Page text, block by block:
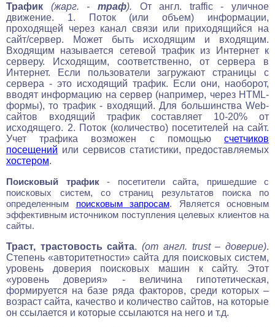
Трафик (жарг. - траф). От англ. traffic - уличное
движение. 1. Поток (или объем) информации,
проходящей через канал связи или приходящийся на
сайт/сервер. Может быть исходящим и входящим.
Входящим называется сетевой трафик из Интернет к
серверу. Исходящим, соответственно, от сервера в
Интернет. Если пользователи загружают страницы с
сервера - это исходящий трафик. Если они, наоборот,
вводят информацию на сервер (например, через HTML-
формы), то трафик - входящий. Для большинства Web-
сайтов входящий трафик составляет 10-20% от
исходящего. 2. Поток (количество) посетителей на сайт.
Учет трафика возможен с помощью счетчиков
посещений или сервисов статистики, предоставляемых
хостером.
Поисковый трафик- посетители сайта, пришедшие с
поисковых систем, со страниц результатов поиска по
определенным поисковым запросам. Является основным
эффективным источником поступления целевых клиентов на
сайты.
Траст, трастовость сайта. (от англ. trust – доверие).
Степень «авторитетности» сайта для поисковых систем,
уровень доверия поисковых машин к сайту. Этот
«уровень доверия» - величина гипотетическая,
формируется на базе ряда факторов, среди которых –
возраст сайта, качество и количество сайтов, на которые
он ссылается и которые ссылаются на него и т.д.